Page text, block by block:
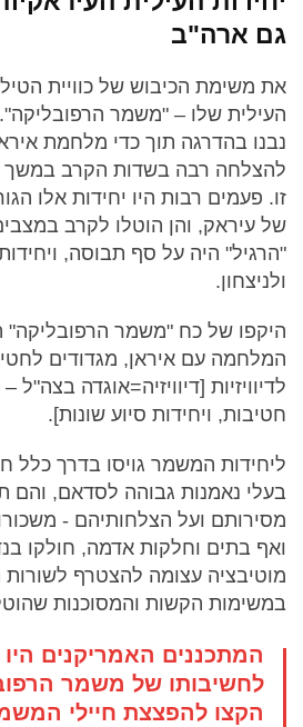
גם ארה"ב
את משימת הכיבוש של כוויית
העילית שלו – "משמר הרפובליקה".
נבנו בהדרגה תוך כדי מלחמת
להצלחה רבה בשדות הקרב במשך
זו. פעמים רבות היו יחידות אלו
של עיראק, והן הוטלו לקרב
"הרגיל" היה על סף תבוסה,
ולניצחון.
היקפו של כח "משמר הרפובליקה"
המלחמה עם איראן, מגדודים
חטיבות, ויחידות סיוע שונות].
ליחידות המשמר גויסו בדרך כלל
בעלי נאמנות גבוהה לסדאם, והם
מסירותם ועל הצלחותיהם -
ואף בתים וחלקות אדמה, חולקו
מוטיבציה עצומה להצטרף
במשימות הקשות והמסוכנות
המתכננים האמריקנים
לחשיבותו של משמר
הקצו להפצצת חיילי